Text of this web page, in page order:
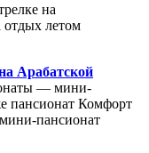
на
отдых летом
Арабатской
— мини-
пансионат Комфорт
пансионат